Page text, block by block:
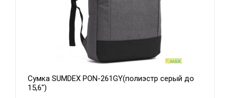
Сумка SUMDEX PON-261GY(полиэстр серый до
15,6")